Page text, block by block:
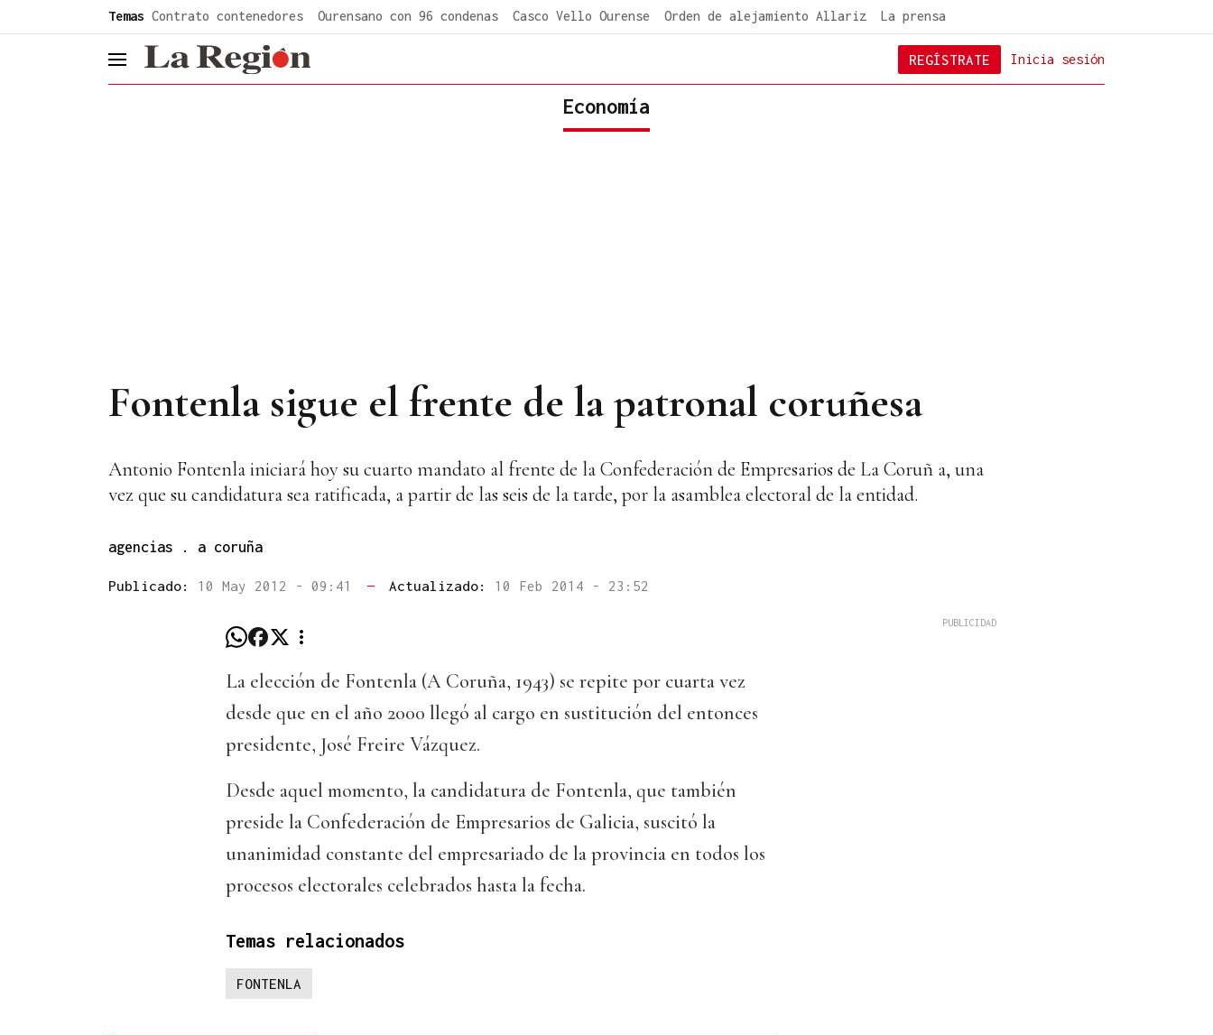
Temas Contrato contenedores Ourensano con 96 condenas Casco Vello Ourense Orden de alejamiento Allariz La prensa
header.menu.open Inicia sesión
REGÍSTRATE
Economía
Fontenla sigue el frente de la patronal coruñesa
Antonio Fontenla iniciará hoy su cuarto mandato al frente de la Confederación de Empresarios de La Coruñ a, una
vez que su candidatura sea ratificada, a partir de las seis de la tarde, por la asamblea electoral de la entidad.
agencias . a coruña
Publicado: 10 May 2012 - 09:41 — Actualizado: 10 Feb 2014 - 23:52
La elección de Fontenla (A Coruña, 1943) se repite por cuarta vez
desde que en el año 2000 llegó al cargo en sustitución del entonces
presidente, José Freire Vázquez.
Desde aquel momento, la candidatura de Fontenla, que también
preside la Confederación de Empresarios de Galicia, suscitó la
unanimidad constante del empresariado de la provincia en todos los
procesos electorales celebrados hasta la fecha.
Temas relacionados
FONTENLA